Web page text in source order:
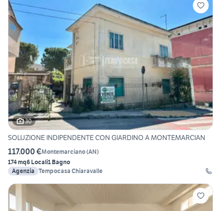
30
SOLUZIONE INDIPENDENTE CON GIARDINO A MONTEMARCIAN
117.000 €Montemarciano(AN)
174 mq6 Locali1 Bagno
Agenzia Tempocasa Chiaravalle